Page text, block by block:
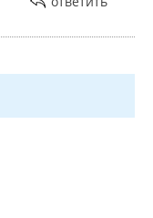
для того,
замечание гид
не смогла. Если
гид, то это